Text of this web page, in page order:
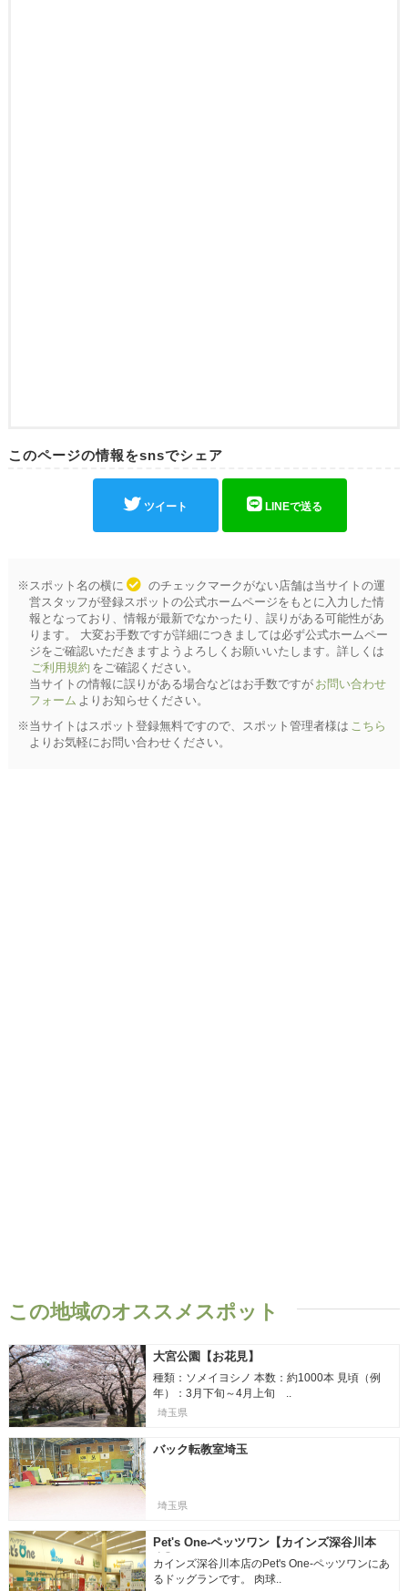
このページの情報をsnsでシェア
ツイート LINEで送る
※スポット名の横に
のチェックマークがない店舗は当サイトの運
営スタッフが登録スポットの公式ホームページをもとに入力した情
報となっており、情報が最新でなかったり、誤りがある可能性があ
ります。 大変お手数ですが詳細につきましては必ず公式ホームペー
ジをご確認いただきますようよろしくお願いいたします。詳しくは
ご利用規約 をご確認ください。
当サイトの情報に誤りがある場合などはお手数ですが お問い合わせ
フォーム よりお知らせください。
※当サイトはスポット登録無料ですので、スポット管理者様は こちら
よりお気軽にお問い合わせください。
この地域のオススメスポット
大宮公園【お花見】
種類：ソメイヨシノ 本数：約1000本 見頃（例
年）：3月下旬～4月上旬 ..
埼玉県
バック転教室埼玉
埼玉県
Pet's One-ペッツワン【カインズ深谷川本
店】
カインズ深谷川本店のPet's One-ペッツワンにあ
るドッグランです。 肉球..